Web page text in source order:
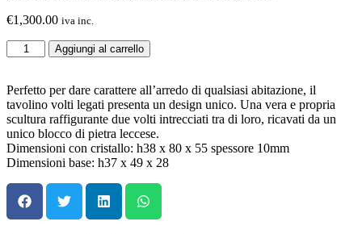
€1,300.00 iva inc.
Aggiungi al carrello
Perfetto per dare carattere all’arredo di qualsiasi abitazione, il
tavolino volti legati presenta un design unico. Una vera e propria
scultura raffigurante due volti intrecciati tra di loro, ricavati da un
unico blocco di pietra leccese.
Dimensioni con cristallo: h38 x 80 x 55 spessore 10mm
Dimensioni base: h37 x 49 x 28